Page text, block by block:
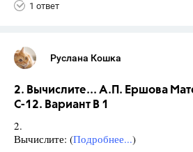
1 ответ
Руслана Кошка
2. Вычислите... А.П. Ершова
С-12. Вариант В 1
2.
Вычислите: (Подробнее...)